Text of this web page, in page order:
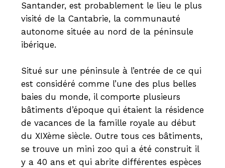
Santander, est probablement le lieu le plus
visité de la Cantabrie, la communauté
autonome située au nord de la péninsule
ibérique.
Situé sur une péninsule à l’entrée de ce qui
est considéré comme l’une des plus belles
baies du monde, il comporte plusieurs
bâtiments d’époque qui étaient la résidence
de vacances de la famille royale au début
du XIXème siècle. Outre tous ces bâtiments,
se trouve un mini zoo qui a été construit il
y a 40 ans et qui abrite différentes espèces